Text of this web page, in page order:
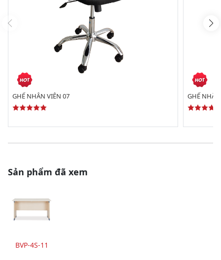
GHẾ NHÂN VIÊN 07 GHẾ
Sản phẩm đã xem
BVP-4S-11